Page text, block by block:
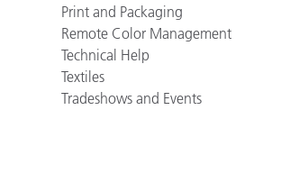
Print and Packaging
Remote Color Management
Technical Help
Textiles
Tradeshows and Events